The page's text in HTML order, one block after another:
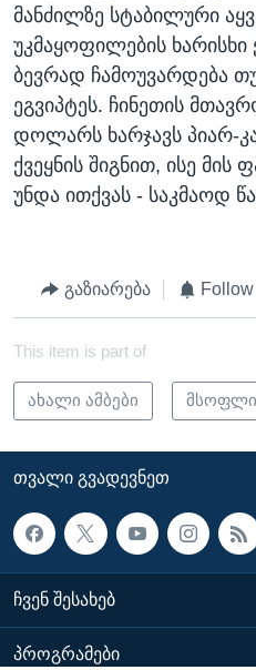
მანძილზე სტაბილური
უკმაყოფილების ხარისხი
ბევრად ჩამოუვარდება
ეგვიპტეს. ჩინეთის
დოლარს ხარჯავს პიარ-
ქვეყნის შიგნით, ისე
უნდა ითქვას - საკმაოდ
გაზიარება
This item is part of
ახალი ამბები
ᲗᲕᲐᲚᲘ ᲒᲕᲐᲓᲔᲕᲜᲔᲗ
ᲩᲕᲔᲜ ᲨᲔᲡᲐᲮᲔᲑ
ᲞᲠᲝᲒᲠᲐᲛᲔᲑᲘ